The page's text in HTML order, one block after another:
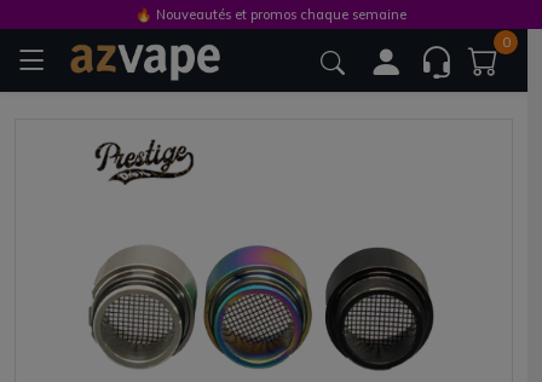
0
🔥 Nouveautés et promos chaque semaine